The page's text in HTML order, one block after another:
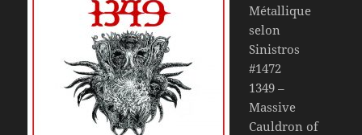
Métallique
selon
Sinistros
#1472
1349 –
Massive
Cauldron of